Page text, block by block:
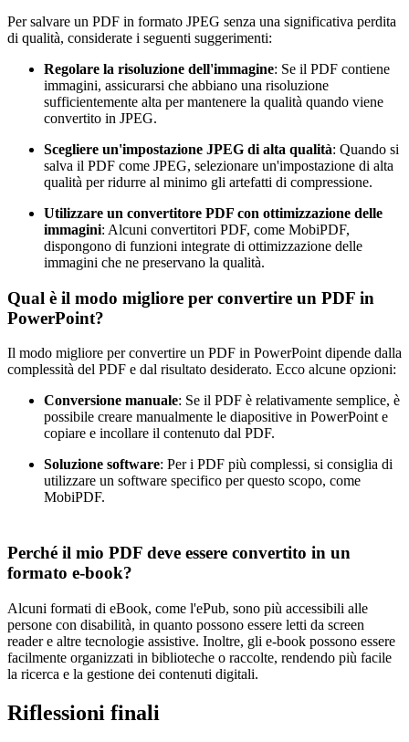
Per salvare un PDF in formato JPEG senza una significativa perdita
di qualità, considerate i seguenti suggerimenti:
Regolare la risoluzione dell'immagine: Se il PDF contiene
immagini, assicurarsi che abbiano una risoluzione
sufficientemente alta per mantenere la qualità quando viene
convertito in JPEG.
Scegliere un'impostazione JPEG di alta qualità: Quando si
salva il PDF come JPEG, selezionare un'impostazione di alta
qualità per ridurre al minimo gli artefatti di compressione.
Utilizzare un convertitore PDF con ottimizzazione delle
immagini: Alcuni convertitori PDF, come MobiPDF,
dispongono di funzioni integrate di ottimizzazione delle
immagini che ne preservano la qualità.
Qual è il modo migliore per convertire un PDF in
PowerPoint?
Il modo migliore per convertire un PDF in PowerPoint dipende dalla
complessità del PDF e dal risultato desiderato. Ecco alcune opzioni:
Conversione manuale: Se il PDF è relativamente semplice, è
possibile creare manualmente le diapositive in PowerPoint e
copiare e incollare il contenuto dal PDF.
Soluzione software: Per i PDF più complessi, si consiglia di
utilizzare un software specifico per questo scopo, come
MobiPDF.
Perché il mio PDF deve essere convertito in un
formato e-book?
Alcuni formati di eBook, come l'ePub, sono più accessibili alle
persone con disabilità, in quanto possono essere letti da screen
reader e altre tecnologie assistive. Inoltre, gli e-book possono essere
facilmente organizzati in biblioteche o raccolte, rendendo più facile
la ricerca e la gestione dei contenuti digitali.
Riflessioni finali